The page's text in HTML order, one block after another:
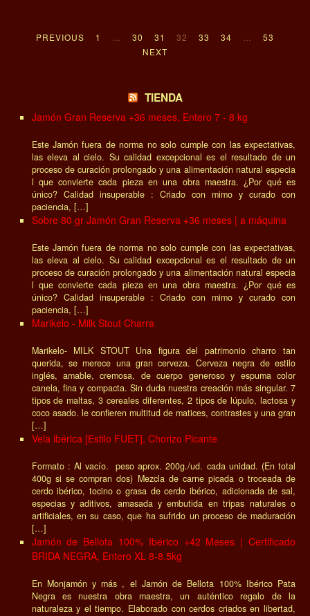
PREVIOUS 1 30 31 32 33 34
53
NEXT
TIENDA
Jamón Gran Reserva +36 meses, Entero 7 - 8 kg
Este Jamón fuera de norma no solo cumple con las expectativas,
las eleva al cielo. Su calidad excepcional es el resultado de un
proceso de curación prolongado y una alimentación natural especia
l que convierte cada pieza en una obra maestra. ¿Por qué es
único? Calidad insuperable : Criado con mimo y curado con
paciencia, […]
Sobre 80 gr Jamón Gran Reserva +36 meses | a máquina
Este Jamón fuera de norma no solo cumple con las expectativas,
las eleva al cielo. Su calidad excepcional es el resultado de un
proceso de curación prolongado y una alimentación natural especia
l que convierte cada pieza en una obra maestra. ¿Por qué es
único? Calidad insuperable : Criado con mimo y curado con
paciencia, […]
Marikelo - Milk Stout Charra
Marikelo- MILK STOUT Una figura del patrimonio charro tan
querida, se merece una gran cerveza. Cerveza negra de estilo
inglés, amable, cremosa, de cuerpo generoso y espuma color
canela, fina y compacta. Sin duda nuestra creación más singular. 7
tipos de maltas, 3 cereales diferentes, 2 tipos de lúpulo, lactosa y
coco asado. le confieren multitud de matices, contrastes y una gran
[…]
Vela ibérica [Estilo FUET], Chorizo Picante
Formato : Al vacío. peso aprox. 200g./ud. cada unidad. (En total
400g si se compran dos) Mezcla de carne picada o troceada de
cerdo ibérico, tocino o grasa de cerdo ibérico, adicionada de sal,
especias y aditivos, amasada y embutida en tripas naturales o
artificiales, en su caso, que ha sufrido un proceso de maduración
[…]
Jamón de Bellota 100% Ibérico +42 Meses | Certificado
BRIDA NEGRA, Entero XL 8-8.5kg
En Monjamón y más , el Jamón de Bellota 100% Ibérico Pata
Negra es nuestra obra maestra, un auténtico regalo de la
naturaleza y el tiempo. Elaborado con cerdos criados en libertad,